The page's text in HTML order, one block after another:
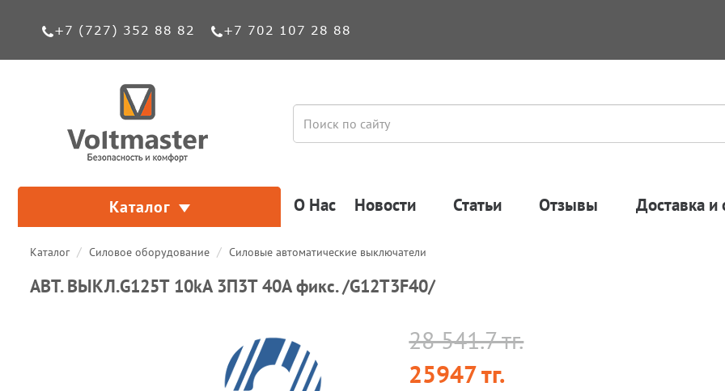
+7 (727) 352 88 82 +7 702 107 28 88
Каталог О Нас Новости Статьи Отзывы Доставка и
Каталог Силовое оборудование Силовые автоматические выключатели
АВТ. ВЫКЛ.G125T 10kA 3П3Т 40A фикс. /G12T3F40/
28 541.7 тг.
25947 тг.